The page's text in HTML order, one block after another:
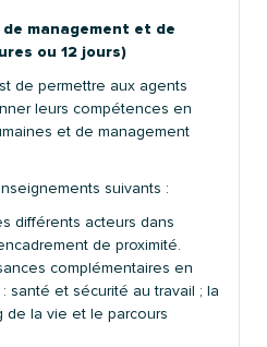
management et de
ou 12 jours)
de permettre aux agents
leurs compétences en
et de management
suivants :
différents acteurs dans
de proximité.
complémentaires en
santé et sécurité au travail ; la
de la vie et le parcours